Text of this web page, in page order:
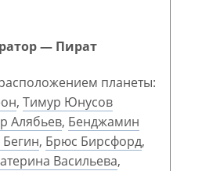
— Пират
планеты:
, Тимур Юнусов
Алябьев, Бенджамин
, Брюс Бирсфорд,
Васильева,